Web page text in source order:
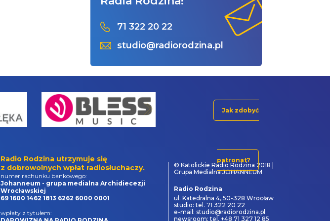
71 322 20 22
studio@radiorodzina.pl
Jak zdobyć
patronat?
Radio Rodzina utrzymuje się
z dobrowolnych wpłat radiosłuchaczy.
numer rachunku bankowego:
Johanneum - grupa medialna Archidiecezji
Wrocławskiej
69 1600 1462 1813 6262 6000 0001
wpłaty z tytułem:
© Katolickie Radio Rodzina 2018 |
Grupa Medialna JOHANNEUM
Radio Rodzina
ul. Katedralna 4, 50-328 Wrocław
studio: tel. 71 322 20 22
e-mail: studio@radiorodzina.pl
newsroom: tel. +48 71 327 12 85